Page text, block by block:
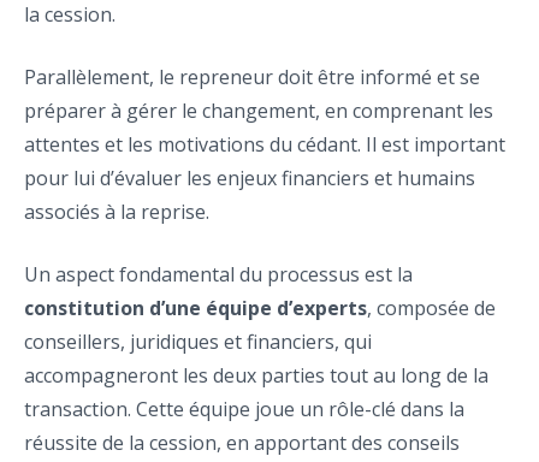
la cession.
Parallèlement, le repreneur doit être informé et se
préparer à gérer le changement, en comprenant les
attentes et les motivations du cédant. Il est important
pour lui d’évaluer les enjeux financiers et humains
associés à la reprise.
Un aspect fondamental du processus est la
constitution d’une équipe d’experts, composée de
conseillers, juridiques et financiers, qui
accompagneront les deux parties tout au long de la
transaction. Cette équipe joue un rôle-clé dans la
réussite de la cession, en apportant des conseils